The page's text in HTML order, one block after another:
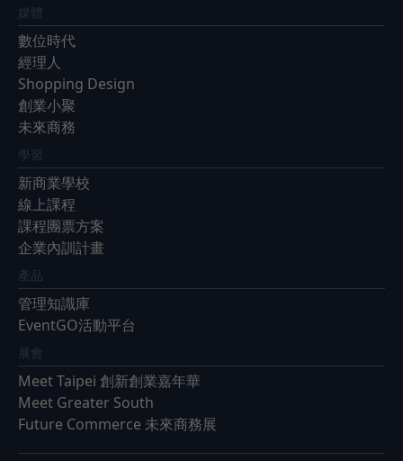
媒體
數位時代
經理人
Shopping Design
創業小聚
未來商務
學習
新商業學校
線上課程
課程團票方案
企業內訓計畫
產品
管理知識庫
EventGO活動平台
展會
Meet Taipei 創新創業嘉年華
Meet Greater South
Future Commerce 未來商務展